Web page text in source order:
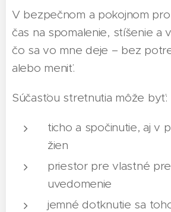
V bezpečnom a pokojnom
čas na spomalenie, stíšenie a
čo sa vo mne deje – bez
alebo meniť.
Súčasťou stretnutia môže byť:
ticho a spočinutie, aj v
žien
priestor pre vlastné
uvedomenie
jemné dotknutie sa